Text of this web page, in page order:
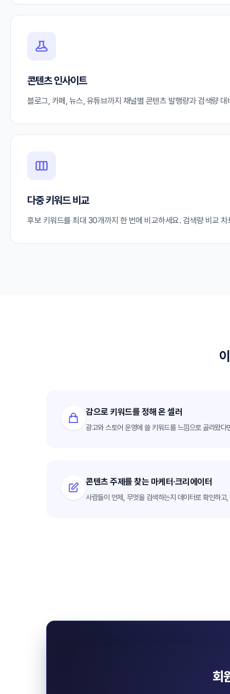
콘텐츠 인사이트
블로그, 카페, 뉴스, 유튜브까지 채널별 콘텐츠 발행량과 검색량
다중 키워드 비교
후보 키워드를 최대 30개까지 한 번에 비교하세요. 검색량 비교
감으로 키워드를 정해 온 셀러
광고와 스토어 운영에 쓸 키워드를 느낌으로 골라왔
콘텐츠 주제를 찾는 마케터·크리에이터
사람들이 언제, 무엇을 검색하는지 데이터로 확인하
회